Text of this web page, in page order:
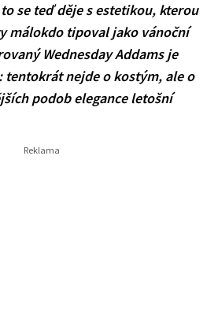
se teď děje s estetikou, kterou
málokdo tipoval jako vánoční
Wednesday Addams je
tentokrát nejde o kostým, ale o
podob elegance letošní